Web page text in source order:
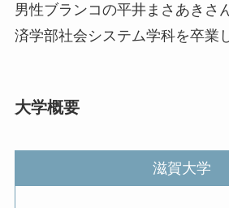
男性ブランコの平井まさあきさ
済学部社会システム学科を卒業
大学概要
滋賀大学